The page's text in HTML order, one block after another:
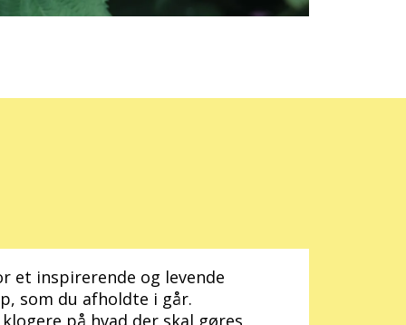
et inspirerende og levende
som du afholdte i går.
på hvad der skal gøres